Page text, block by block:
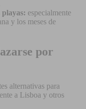
playas: especialmente
y los meses de
por
alternativas para
a Lisboa y otros